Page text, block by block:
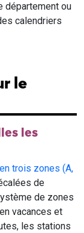
département ou
calendriers
le
les
trois zones (A,
de
de zones
vacances et
les stations